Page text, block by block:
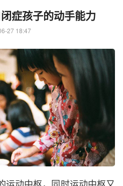
症孩子的动手能力
27 18:47